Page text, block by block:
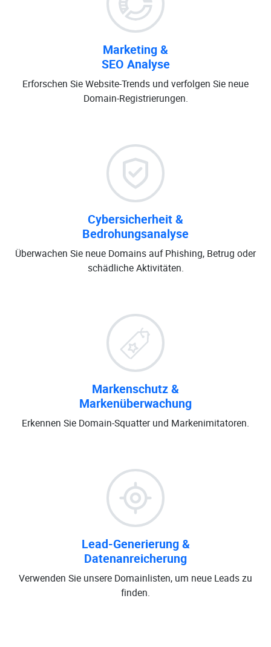
Marketing &
SEO Analyse
Erforschen Sie Website-Trends und verfolgen Sie neue
Domain-Registrierungen.
Cybersicherheit &
Bedrohungsanalyse
Überwachen Sie neue Domains auf Phishing, Betrug oder
schädliche Aktivitäten.
Markenschutz &
Markenüberwachung
Erkennen Sie Domain-Squatter und Markenimitatoren.
Lead-Generierung &
Datenanreicherung
Verwenden Sie unsere Domainlisten, um neue Leads zu
finden.